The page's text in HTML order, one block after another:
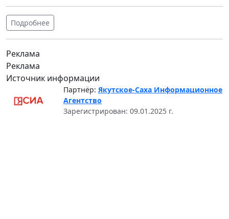
Подробнее
Реклама
Реклама
Источник информации
Партнёр: Якутское-Саха Информационное
Агентство
Зарегистрирован: 09.01.2025 г.